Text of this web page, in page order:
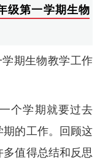
级第一学期生物
期生物教学工作
个学期就要过去
期的工作。回顾这
值得总结和反思